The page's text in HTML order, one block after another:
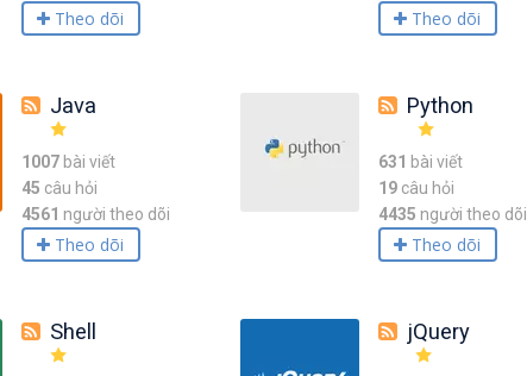
Theo dõi Theo dõi
Java
1007bài viết
45 câu hỏi
4561 người theo dõi
Theo dõi
Python
631 bài viết
19câu hỏi
4435 người theo dõi
Theo dõi
Shell jQuery